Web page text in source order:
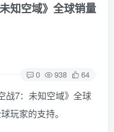
知空域》全球销量
0 938 64
战7：未知空域》全球
玩家的支持。